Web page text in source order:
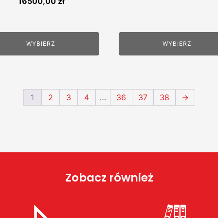
WYBIERZ WYBIERZ
1 2 3 4 … 36 37 38 →
Zobacz również